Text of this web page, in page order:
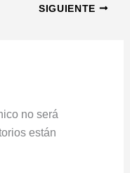
SIGUIENTE
no será
están